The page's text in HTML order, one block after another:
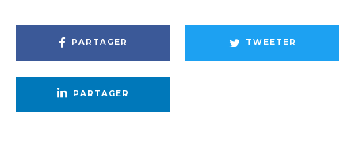
PARTAGER TWEETER
PARTAGER